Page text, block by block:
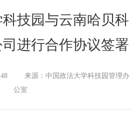
案例
法大文创
技园与云南哈贝科
进行合作协议签署
来源：中国政法大学科技园管理办
公室